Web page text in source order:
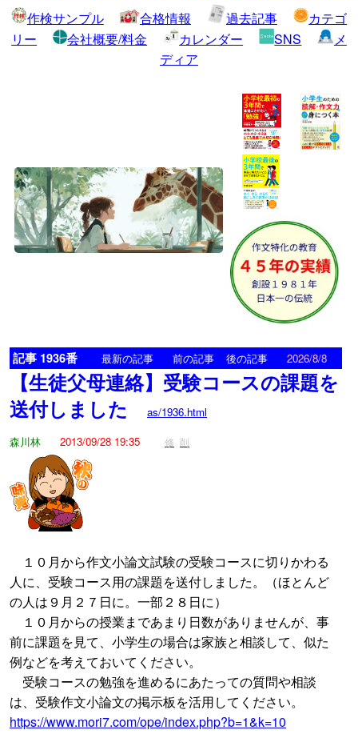
作検サンプル
合格情報 過去記事
カテゴ
リー
会社概要/料金 カレンダー SNS
メ
ディア
記事 1936番 最新の記事 前の記事 後の記事 2026/8/8
【生徒父母連絡】受験コースの課題を
送付しました
as/1936.html
森川林
2013/09/28 19:35 修 削
１０月から作文小論文試験の受験コースに切りかわる
人に、受験コース用の課題を送付しました。（ほとんど
の人は９月２７日に。一部２８日に）
１０月からの授業まであまり日数がありませんが、事
前に課題を見て、小学生の場合は家族と相談して、似た
例などを考えておいてください。
受験コースの勉強を進めるにあたっての質問や相談
は、受験作文小論文の掲示板を活用してください。
https://www.mori7.com/ope/index.php?b=1&k=10